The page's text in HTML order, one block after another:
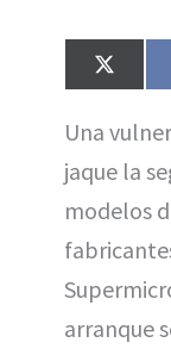
en
X
(
w
t
t
e
r
)
Una
jaque la
modelos
arranque